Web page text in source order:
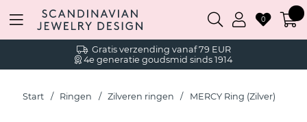
Gratis verzending vanaf 79 EUR
4e generatie goudsmid sinds 1914
0
Start Ringen Zilveren ringen MERCY Ring (Zilver)